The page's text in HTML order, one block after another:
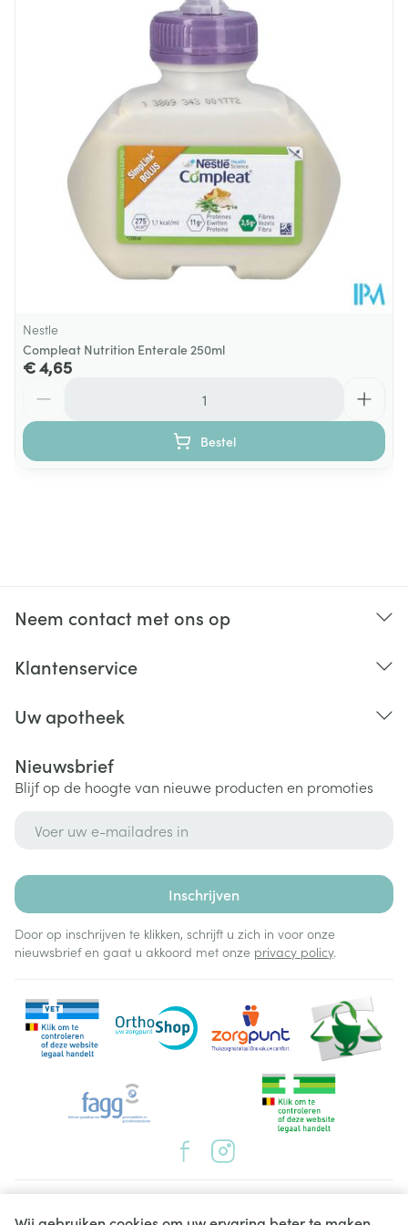
264 mm
Lactosevrij, Vegan
Kamertemperatuur (15°C -
25°C)
Nestle
Compleat Nutrition Enterale 250ml
€ 4,65
Bestel
Neem contact met ons op
Klantenservice
Uw apotheek
Nieuwsbrief
Blijf op de hoogte van nieuwe producten en promoties
Inschrijven
Door op inschrijven te klikken, schrijft u zich in voor onze
nieuwsbrief en gaat u akkoord met onze privacy policy.
Juridische links